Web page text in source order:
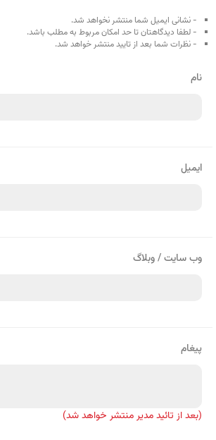
- نشانی ایمیل شما منتشر نخواهد شد.
- لطفا دیدگاهتان تا حد امکان مربوط به مطلب باشد.
- نظرات شما بعد از تایید منتشر خواهد شد.
نام
ایمیل
وب سایت / وبلاگ
پیغام
(بعد از تائید مدیر منتشر خواهد شد)